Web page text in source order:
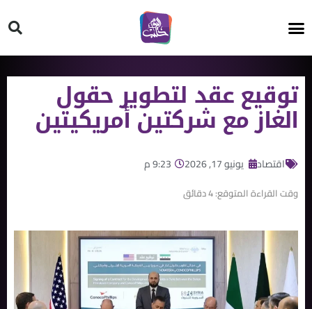
توقيع عقد لتطوير حقول
الغاز مع شركتين أمريكيتين
اقتصاد يونيو 17, 2026 9:23 م
وقت القراءة المتوقع:4دقائق